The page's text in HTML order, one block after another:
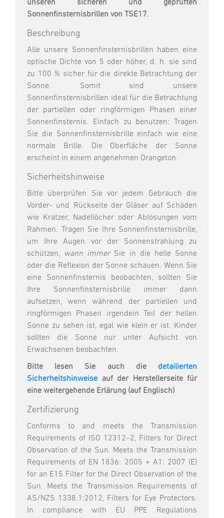
unseren sicheren und geprüften
Sonnenfinsternisbrillen von TSE17.
Beschreibung
Alle unsere Sonnenfinsternisbrillen haben eine
optische Dichte von 5 oder höher, d. h. sie sind
zu 100 % sicher für die direkte Betrachtung der
Sonne. Somit sind unsere
Sonnenfinsternisbrillen ideal für die Betrachtung
der partiellen oder ringförmigen Phasen einer
Sonnenfinsternis. Einfach zu benutzen: Tragen
Sie die Sonnenfinsternisbrille einfach wie eine
normale Brille. Die Oberfläche der Sonne
erscheint in einem angenehmen Orangeton.
Sicherheitshinweise
Bitte überprüfen Sie vor jedem Gebrauch die
Vorder- und Rückseite der Gläser auf Schäden
wie Kratzer, Nadellöcher oder Ablösungen vom
Rahmen. Tragen Sie Ihre Sonnenfinsternisbrille,
um Ihre Augen vor der Sonnenstrahlung zu
schützen,
wann immerSie in die helle Sonne
oder die Reflexion der Sonne schauen. Wenn Sie
eine Sonnenfinsternis beobachten, sollten Sie
Ihre Sonnenfinsternisbrille immer dann
aufsetzen, wenn während der partiellen und
ringförmigen Phasen irgendein Teil der hellen
Sonne zu sehen ist, egal wie klein er ist. Kinder
sollten die Sonne nur unter Aufsicht von
Erwachsenen beobachten.
Bitte lesen Sie auch die detailierten
Sicherheitshinweise auf der Herstellerseite für
eine weitergehende Erlärung (auf Englisch)
Zertifizierung
Conforms to and meets the Transmission
Requirements of ISO 12312–2, Filters for Direct
Observation of the Sun. Meets the Transmission
Requirements of EN 1836: 2005 + A1: 2007 (E)
for an E15 Filter for the Direct Observation of the
Sun. Meets the Transmission Requirements of
AS/NZS 1338.1:2012, Filters for Eye Protectors.
In compliance with EU PPE Regulations